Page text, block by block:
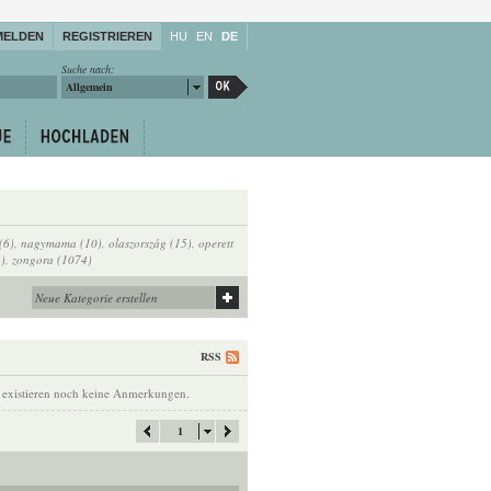
REGISTRIEREN HU EN DE
Suche nach:
Allgemein
, nagymama (10), olaszország (15), operett
, zongora (1074)
RSS
noch keine Anmerkungen.
1